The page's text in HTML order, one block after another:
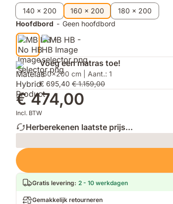
producten
140 x 200
160 x 200
180 x 200
Hoofdbord - Geen hoofdbord
Voeg een matras toe!
160x200 cm | Aant.: 1
€ 695,40 € 1.159,00
€ 474,00
Incl. BTW
Herberekenen laatste prijs...
Loading
Gratis levering: 2 - 10 werkdagen
Gemakkelijk retourneren